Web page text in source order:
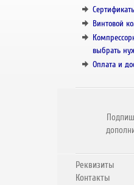
Винтовой
выбрать
Оплата и
Реквизиты
Контакты